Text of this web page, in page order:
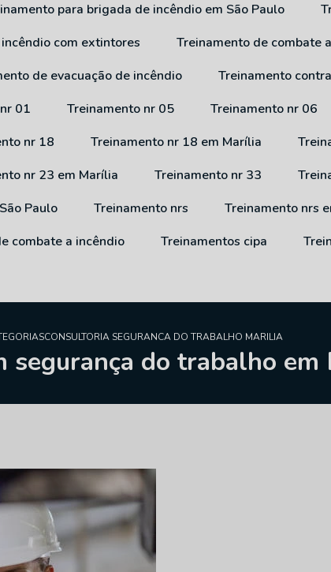
para brigada de incêndio em São Paulo
incêndio com extintores
Treinamento de combate
de evacuação de incêndio
Treinamento
01 Treinamento nr 05 Treinamento nr 06
nr 18 Treinamento nr 18 em Marília
nr 23 em Marília Treinamento nr 33
Paulo Treinamento nrs
Treinamento nrs
combate a incêndio Treinamentos cipa
CONSULTORIA SEGURANCA DO TRABALHO MARILIA
segurança do trabalho em